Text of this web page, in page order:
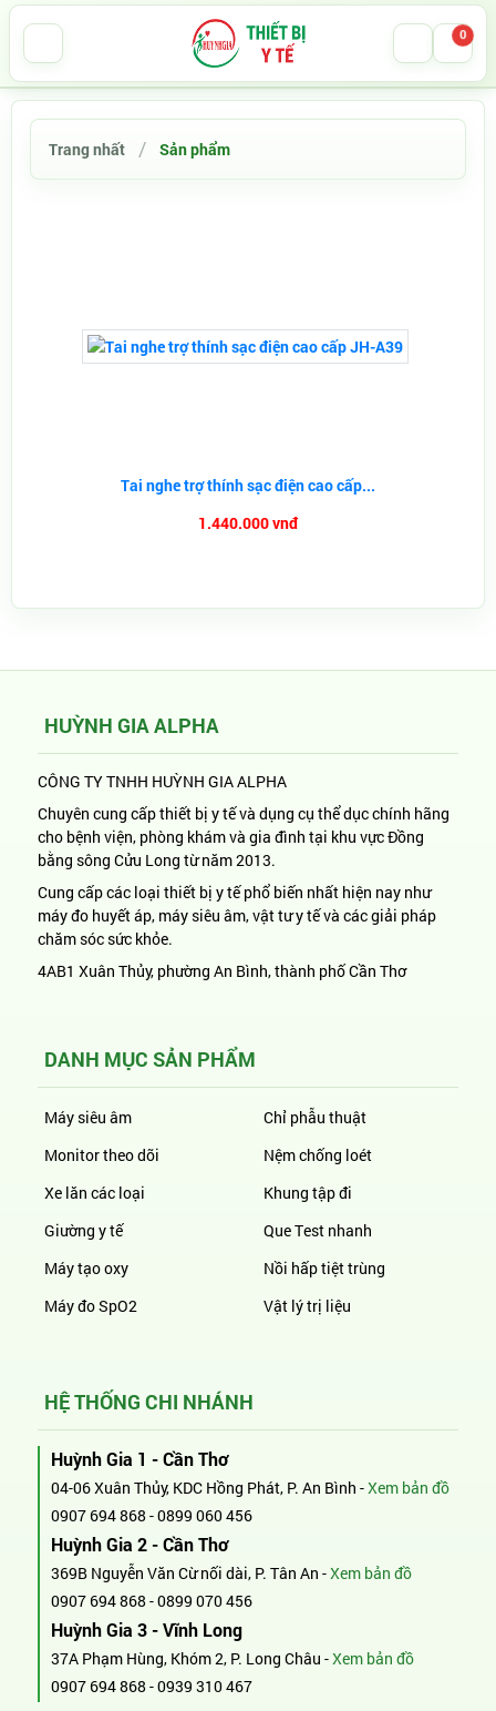
0
Trang nhất Sản phẩm
Tai nghe trợ thính sạc điện cao cấp...
1.440.000 vnđ
HUỲNH GIA ALPHA
CÔNG TY TNHH HUỲNH GIA ALPHA
Chuyên cung cấp thiết bị y tế và dụng cụ thể dục chính hãng
cho bệnh viện, phòng khám và gia đình tại khu vực Đồng
bằng sông Cửu Long từ năm 2013.
Cung cấp các loại thiết bị y tế phổ biến nhất hiện nay như
máy đo huyết áp, máy siêu âm, vật tư y tế và các giải pháp
chăm sóc sức khỏe.
4AB1 Xuân Thủy, phường An Bình, thành phố Cần Thơ
DANH MỤC SẢN PHẨM
Máy siêu âm
Monitor theo dõi
Xe lăn các loại
Giường y tế
Máy tạo oxy
Máy đo SpO2
Chỉ phẫu thuật
Nệm chống loét
Khung tập đi
Que Test nhanh
Nồi hấp tiệt trùng
Vật lý trị liệu
HỆ THỐNG CHI NHÁNH
Huỳnh Gia 1 - Cần Thơ
04-06 Xuân Thủy, KDC Hồng Phát, P. An Bình -Xem bản đồ
0907 694 868 -0899 060 456
Huỳnh Gia 2 - Cần Thơ
369B Nguyễn Văn Cừ nối dài, P. Tân An -Xem bản đồ
0907 694 868 -0899 070 456
Huỳnh Gia 3 - Vĩnh Long
37A Phạm Hùng, Khóm 2, P. Long Châu -Xem bản đồ
0907 694 868 -0939 310 467